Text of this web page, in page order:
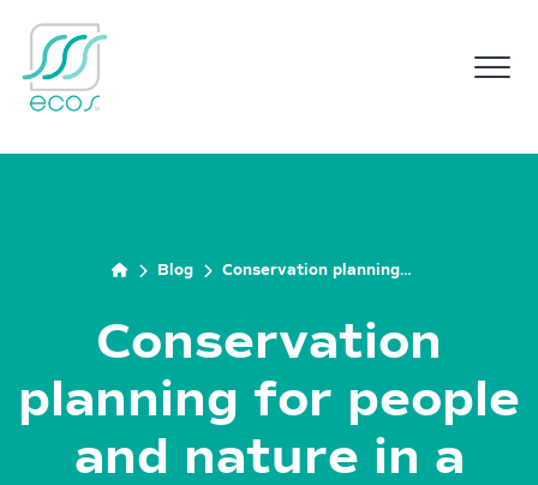
Blog
Conservation planning
hotspot
Conservation
planning for people
and nature in a